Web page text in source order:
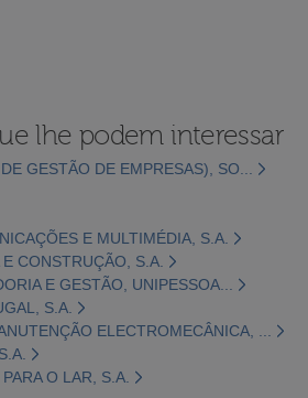
lhe podem interessar
GESTÃO DE EMPRESAS), SO...
E MULTIMÉDIA, S.A.
CONSTRUÇÃO, S.A.
E GESTÃO, UNIPESSOA...
S.A.
ELECTROMECÂNICA, ...
O LAR, S.A.